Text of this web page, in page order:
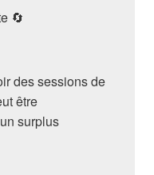
🔄
des sessions de
être
surplus